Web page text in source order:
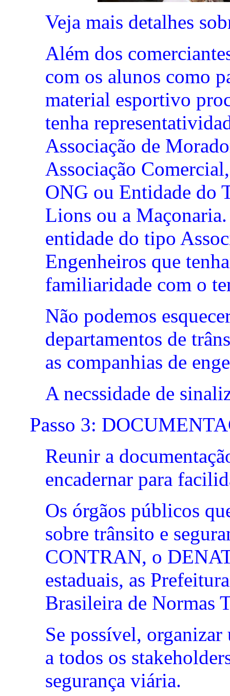
Veja mais detalhes
Além dos
com os alunos como
material esportivo
tenha
Associação de
Associação
ONG ou Entidade do
Lions ou a
entidade do tipo
Engenheiros que
familiaridade com o
Não podemos
departamentos de
as companhias de
A necssidade de
Passo 3:
Reunir a
encadernar para
Os órgãos públicos
sobre trânsito e
CONTRAN, o
estaduais, as
Brasileira de Normas
Se possível, organizar
a todos os
segurança viária.